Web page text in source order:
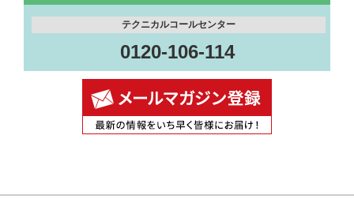
テクニカルコールセンター
0120-106-114